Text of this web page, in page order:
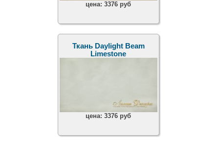
цена:3376 руб
Ткань Daylight Beam
Limestone
цена:3376 руб